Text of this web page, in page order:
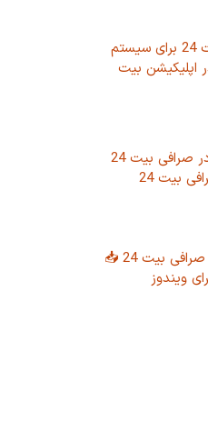
نصب برنامه صرافی بیت 24 برای سیستم
اپلیکیشن بیت
آموزش خرید و فروش در صرافی بیت 24
بیت 24
راهنمای دانلود نرم افزار صرافی بیت 24 📥
ویندوز